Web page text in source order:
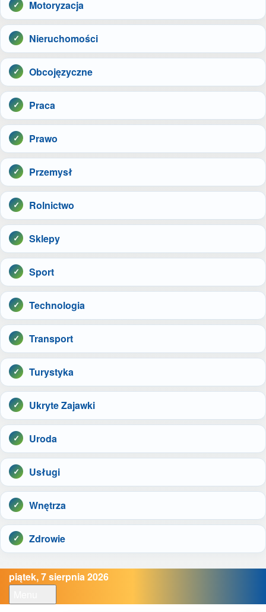
Motoryzacja
Nieruchomości
Obcojęzyczne
Praca
Prawo
Przemysł
Rolnictwo
Sklepy
Sport
Technologia
Transport
Turystyka
Ukryte Zajawki
Uroda
Usługi
Wnętrza
Zdrowie
piątek, 7 sierpnia 2026